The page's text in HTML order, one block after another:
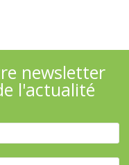
newsletter
l'actualité